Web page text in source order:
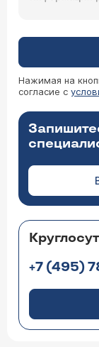
Нажимая на
согласие с
+7 (495)